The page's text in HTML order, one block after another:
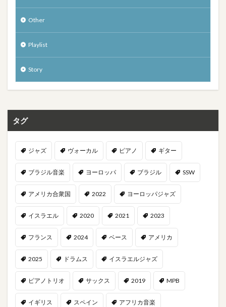
Other
Playlist
Story
タグ
ジャズ ヴォーカル ピアノ ギター
ブラジル音楽 ヨーロッパ ブラジル SSW
アメリカ合衆国 2022 ヨーロッパジャズ
イスラエル 2020 2021 2023
フランス 2024 ベース アメリカ
2025 ドラムス イスラエルジャズ
ピアノトリオ サックス 2019 MPB
イギリス スペイン アフリカ音楽